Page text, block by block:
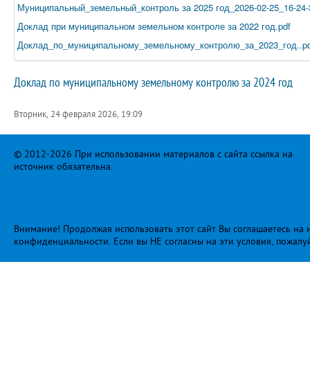
Муниципальный_земельный_контроль за 2025 год_2026-02-25_16-
Доклад при муниципальном земельном контроле за 2022 год.pdf
Доклад по муниципальному земельному контролю за 2024 год
Вторник, 24 февраля 2026, 19:09
© 2012-2026 При использовании материалов с сайта ссылка на
источник обязательна.
Внимание! Продолжая использовать этот сайт Вы соглашаетесь
конфиденциальности. Если вы НЕ согласны на эти условия,